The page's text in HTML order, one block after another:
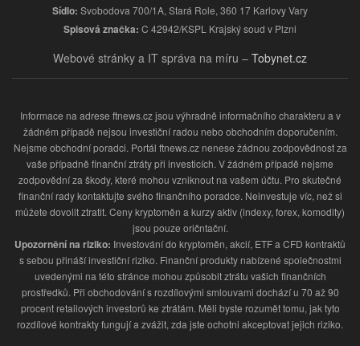
Sídlo: Svobodova 700/1A, Stará Role, 360 17 Karlovy Vary
Spisová značka: C 42942/KSPL Krajský soud v Plzni
Webové stránky a IT správa na míru – Tobynet.cz
Informace na adrese ftnews.cz jsou výhradně informačního charakteru a v
žádném případě nejsou investiční radou nebo obchodním doporučením.
Nejsme obchodní poradci. Portál ftnews.cz nenese žádnou zodpovědnost za
vaše případně finanční ztráty při investicích. V žádném případě nejsme
zodpovědní za škody, které mohou vzniknout na vašem účtu. Pro skutečné
finanční rady kontaktujte svého finančního poradce. Neinvestuje víc, než si
můžete dovolit ztratit. Ceny kryptoměn a kurzy aktiv (indexy, forex, komodity)
jsou pouze oričntační.
Upozornění na riziko: Investování do kryptoměn, akcií, ETF a CFD kontraktů
s sebou přináší investiční riziko. Finanční produkty nabízené společnostmi
uvedenými na této stránce mohou způsobit ztrátu vašich finančních
prostředků. Při obchodování s rozdílovými smlouvami dochází u 70 až 90
procent retailových investorů ke ztrátám. Měli byste rozumět tomu, jak tyto
rozdílové kontrakty fungují a zvážit, zda jste ochotni akceptovat jejich riziko.